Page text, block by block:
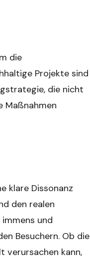
die
Projekte sind
die nicht
Maßnahmen
klare Dissonanz
den realen
und
Besuchern. Ob die
verursachen kann,